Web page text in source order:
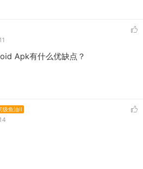
Apk有什么优缺点？
级鱼油II